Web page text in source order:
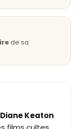
de sa
Diane Keaton